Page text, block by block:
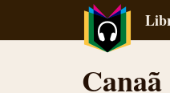
Canaã